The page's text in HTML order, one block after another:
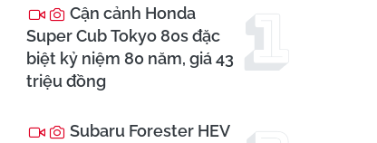
Cận cảnh Honda
Super Cub Tokyo 80s đặc
biệt kỷ niệm 80 năm, giá 43
triệu đồng
Subaru Forester HEV